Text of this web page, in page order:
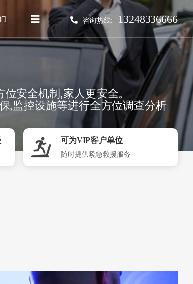
咨询热线: 13248336666
安全机制,家人更安全。
,监控设施等进行全方位调查分析
可为VIP客户单位
随时提供紧急救援服务